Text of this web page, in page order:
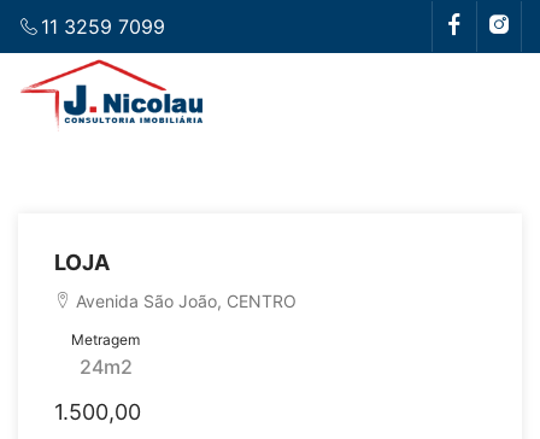
11 3259 7099
LOJA
Avenida São João, CENTRO
Metragem
24m2
1.500,00